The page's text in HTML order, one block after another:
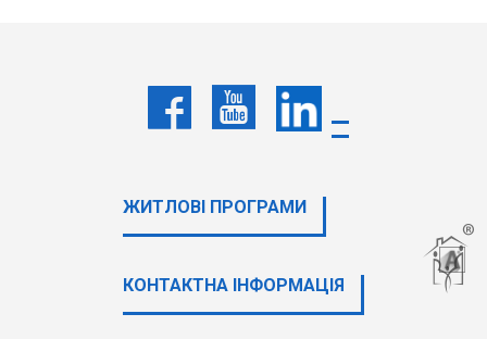
ЖИТЛОВІ ПРОГРАМИ
КОНТАКТНА ІНФОРМАЦІЯ